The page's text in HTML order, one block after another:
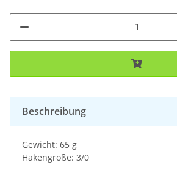
Beschreibung
Gewicht: 65 g
Hakengröße: 3/0